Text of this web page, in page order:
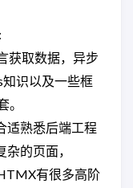
获取数据，异步
识以及一些框
适熟悉后端工程
的页面，
有很多高阶